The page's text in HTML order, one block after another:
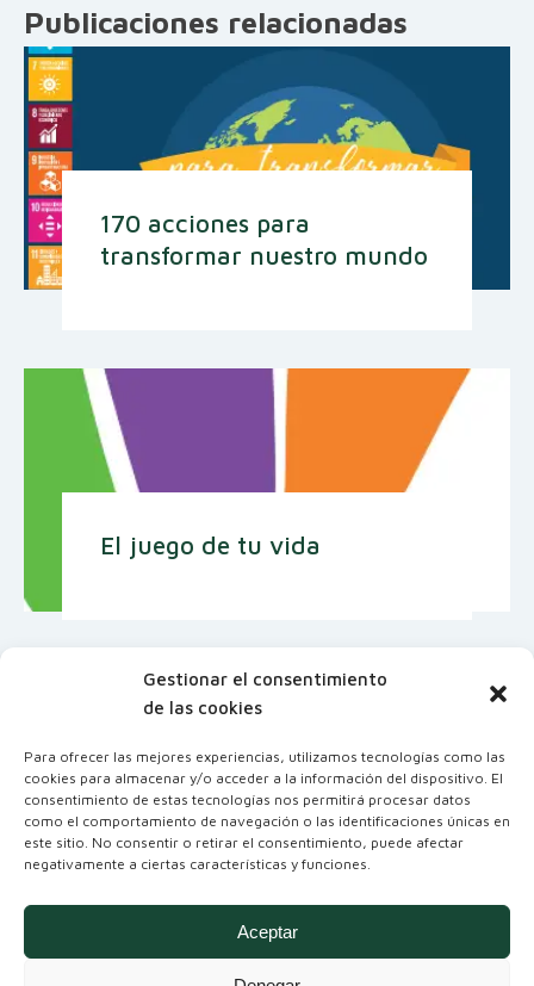
Gestionar el consentimiento
de las cookies
Para ofrecer las mejores experiencias, utilizamos tecnologías como las
cookies para almacenar y/o acceder a la información del dispositivo. El
consentimiento de estas tecnologías nos permitirá procesar datos
como el comportamiento de navegación o las identificaciones únicas en
este sitio. No consentir o retirar el consentimiento, puede afectar
negativamente a ciertas características y funciones.
Aceptar
Publicaciones relacionadas
170 acciones para
transformar nuestro mundo
El juego de tu vida
Coordinadora Andaluza de Organizaciones